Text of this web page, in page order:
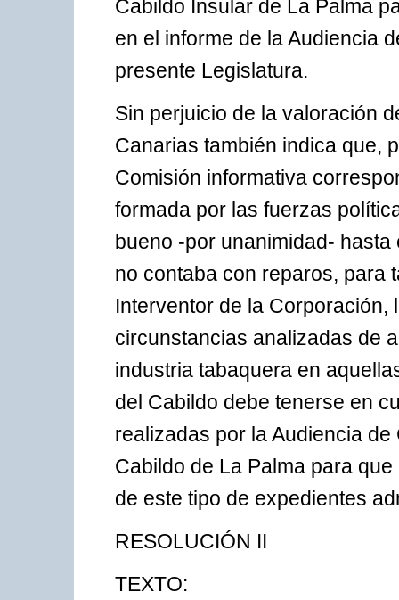
Cabildo Insular de La Palma
en el informe de la Audiencia
presente Legislatura.
Sin perjuicio de la valoración
Canarias también indica que,
Comisión informativa
formada por las fuerzas
bueno -por unanimidad-
no contaba con reparos, para
Interventor de la Corporación,
circunstancias analizadas de
industria tabaquera en
del Cabildo debe tenerse en
realizadas por la Audiencia
Cabildo de La Palma para
de este tipo de expedientes
RESOLUCIÓN II
TEXTO: